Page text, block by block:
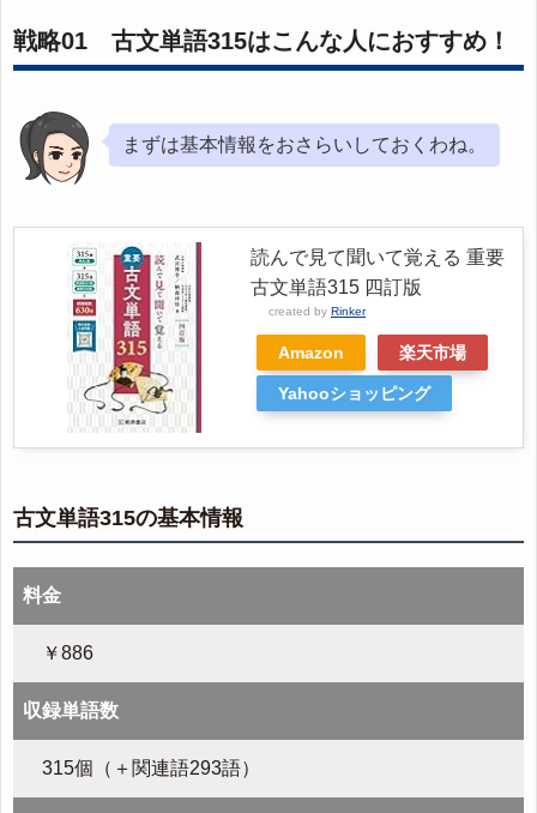
戦略01 古文単語315はこんな人におすすめ！
まずは基本情報をおさらいしておくわね。
読んで見て聞いて覚える 重要
古文単語315 四訂版
created by Rinker
Amazon 楽天市場
Yahooショッピング
古文単語315の基本情報
料金
￥886
収録単語数
315個（＋関連語293語）